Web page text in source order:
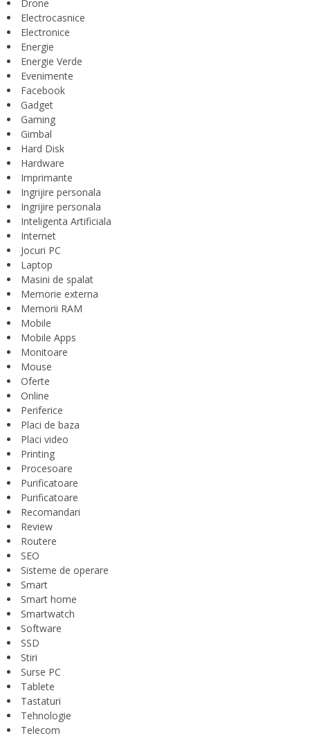
Drone
Electrocasnice
Electronice
Energie
Energie Verde
Evenimente
Facebook
Gadget
Gaming
Gimbal
Hard Disk
Hardware
Imprimante
Ingrijire personala
Ingrijire personala
Inteligenta Artificiala
Internet
Jocuri PC
Laptop
Masini de spalat
Memorie externa
Memorii RAM
Mobile
Mobile Apps
Monitoare
Mouse
Oferte
Online
Periferice
Placi de baza
Placi video
Printing
Procesoare
Purificatoare
Purificatoare
Recomandari
Review
Routere
SEO
Sisteme de operare
Smart
Smart home
Smartwatch
Software
SSD
Stiri
Surse PC
Tablete
Tastaturi
Tehnologie
Telecom